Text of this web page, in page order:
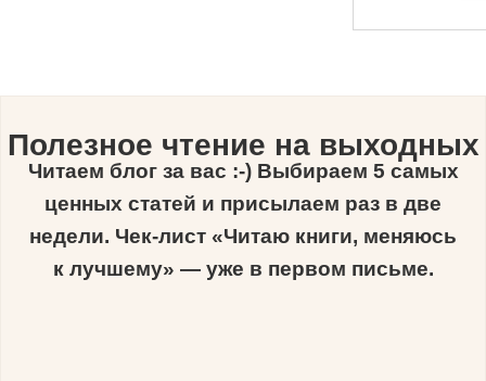
Полезное чтение на выходных
Читаем блог за вас :-) Выбираем 5 самых
ценных статей и присылаем раз в две
недели. Чек-лист «Читаю книги, меняюсь
к лучшему» — уже в первом письме.